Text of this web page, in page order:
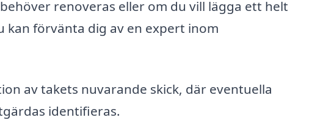
renoveras eller om du vill lägga ett helt
kan förvänta dig av en expert inom
av takets nuvarande skick, där eventuella
identifieras.